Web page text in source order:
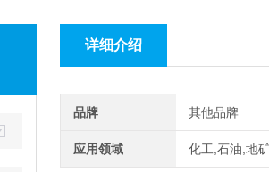
详细介绍
品牌 其他品牌
应用领域 化工,石油,地